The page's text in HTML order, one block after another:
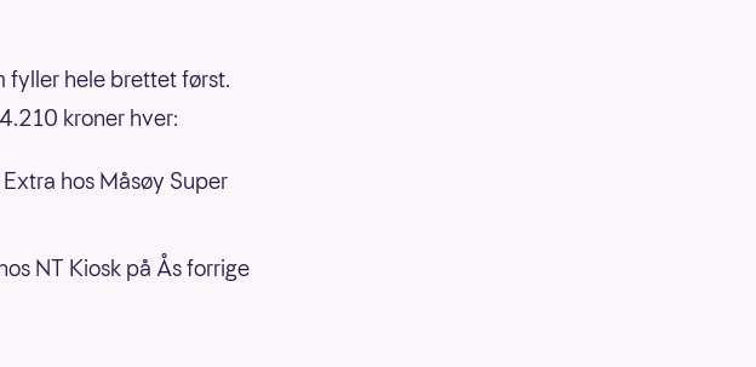
fyller hele brettet først.
kroner hver:
hos Måsøy Super
NT Kiosk på Ås forrige